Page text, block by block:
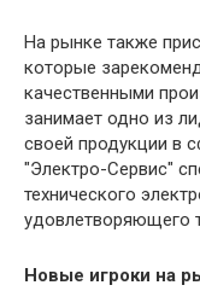
На рынке также
которые
качественными
занимает одно из
своей продукции в
"Электро-Сервис"
технического
удовлетворяющего
Новые игроки на